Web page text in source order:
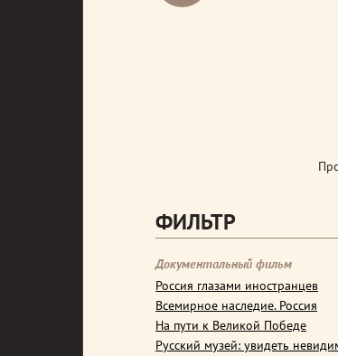
ФИЛЬТР
Документальный фильм
Россия глазами иностранцев
Всемирное наследие. Россия
На пути к Великой Победе
Русский музей: увидеть